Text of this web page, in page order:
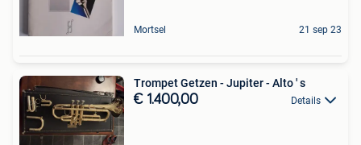
Mortsel 21 sep 23
Trompet Getzen - Jupiter - Alto ' s
€ 1.400,00 Details